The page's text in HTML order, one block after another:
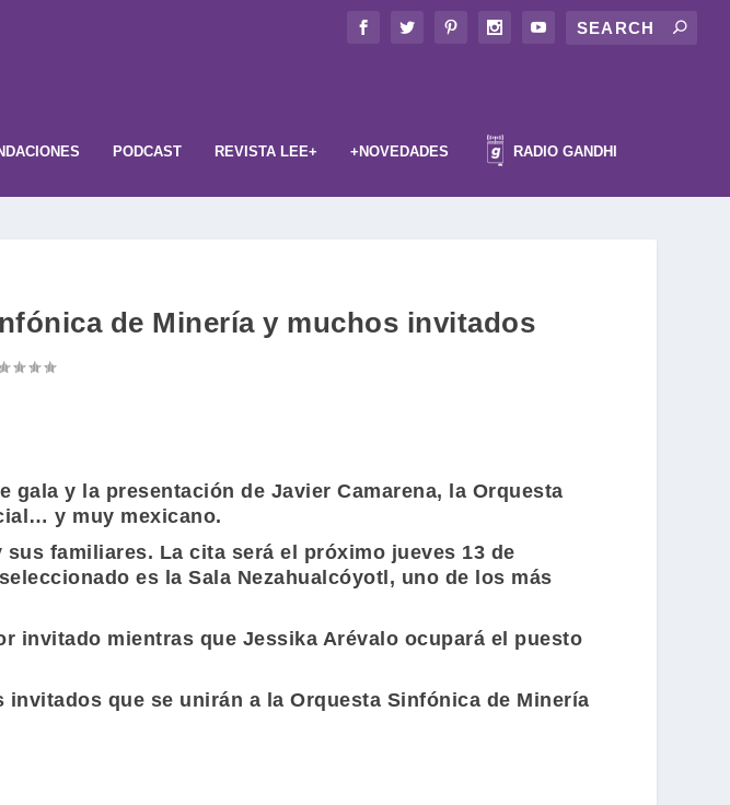
PODCAST REVISTA LEE+ +NOVEDADES RADIO GANDHI
de Minería y muchos invitados
gala y la presentación de Javier Camarena, la Orquesta
y muy mexicano.
sus familiares. La cita será el próximo jueves 13 de
es laSala Nezahualcóyotl , uno de los más
invitado mientras que Jessika Arévalo ocupará el puesto
que se unirán a la Orquesta Sinfónica de Minería